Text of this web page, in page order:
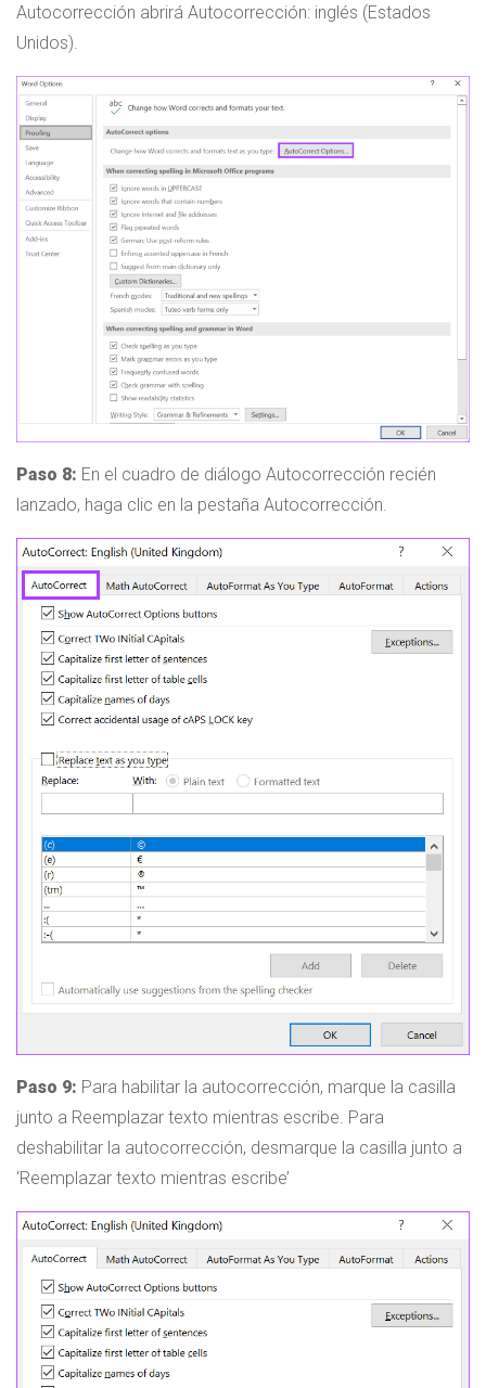
Autocorrección abrirá Autocorrección: inglés (Estados
Unidos).
Paso 8: En el cuadro de diálogo Autocorrección recién
lanzado, haga clic en la pestaña Autocorrección.
Paso 9: Para habilitar la autocorrección, marque la casilla
junto a Reemplazar texto mientras escribe. Para
deshabilitar la autocorrección, desmarque la casilla junto a
‘Reemplazar texto mientras escribe’